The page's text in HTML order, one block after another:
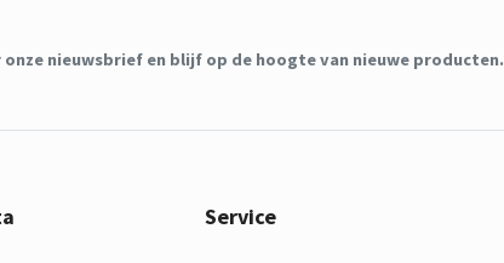
nieuwsbrief en blijf op de hoogte van nieuwe producten.
Service